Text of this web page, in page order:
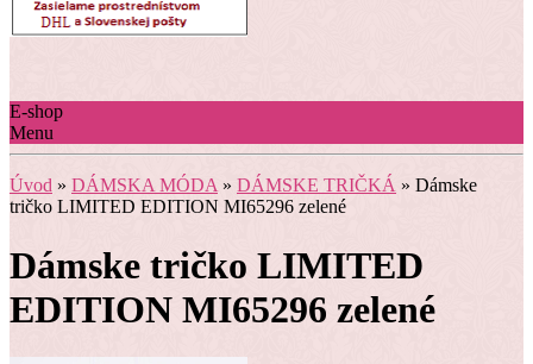
E-shop
Menu
Úvod » DÁMSKA MÓDA » DÁMSKE TRIČKÁ » Dámske
tričko LIMITED EDITION MI65296 zelené
Dámske tričko LIMITED
EDITION MI65296 zelené